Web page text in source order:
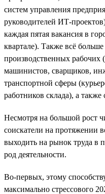
систем управления
руководителей ИТ-
каждая пятая вакансия в
квартале). Также всё больше
производственных рабочих
машинистов, сварщиков,
транспортной сферы
работников склада), а также
Несмотря на большой рост
соискатели на протяжении
выходить на рынок труда в
род деятельности.
Во-первых, этому
максимально стрессового